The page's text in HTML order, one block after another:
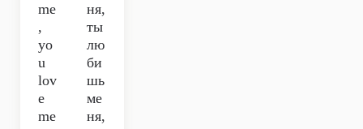
me
,
yo
u
lov
e
me
ня,
ты
лю
би
шь
ме
ня,